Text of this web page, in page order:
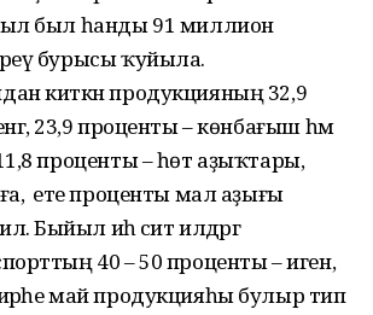
был һанды 91 миллион
бурысы ҡуйыла.
киткән продукцияның 32,9
23,9 проценты – көнбағыш һәм
проценты – һөт аҙыҡтары,
ә ете проценты мал аҙығы
Быйыл иһә сит илдәргә
40 – 50 проценты – иген,
май продукцияһы булыр тип